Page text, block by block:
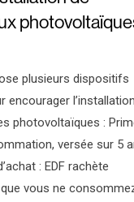
plusieurs dispositifs
encourager l’installation
photovoltaïques :
versée sur 5
: EDF rachète
que vous ne